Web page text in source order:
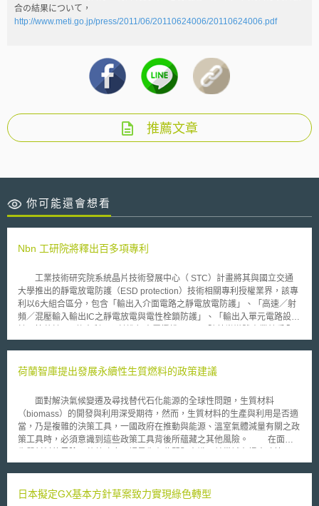
合の結果について，
http://www.meti.go.jp/press/2011/06/20110624006/20110624006.pdf
推薦文章
你可能還會想看
Nbn 工研院將釋出百多項專利
工業技術研究院系統晶片技術發展中心（ STC）計畫將其與國立交通
大學推出的靜電放電防護（ESD protection）技術相關專利授權業界，該專
利以6大組合區分，包含「輸出入介面電路之靜電放電防護」、「高速／射
頻／混壓輸入輸出IC之靜電放電與電性栓鎖防護」、「輸出入單元電路設
球化，競爭型態也從過去的價格戰轉變成智慧戰，半導體產業廠商需快速大
工研院此次專屬授權的 ESD專利組合，主要來自STC的研發成果，將IC半
Design）相關專利，搭配交通大學電子工程系靜電放電防護專利，公開徵
求專屬授權廠商。 ESD專利組合專屬授權說明會訂7月21日上午9時30
分於工研院竹東中興院區9館010室召開，內容包括專屬授權競標規則、專
利組合及專屬授權契約內容介紹，並隨即開放通訊投標，結標日為9月23
日。
荷蘭智庫提出發展永續性生質燃料的政策建議
面對解決氣候變遷及尋找替代石化能源的全球性問題，生質材料
（biomass）的開發與利用深受期待，然而，生質材料的生產與利用是否適
當，乃是複雜的決策工具，一國政府在推動與能源、溫室氣體減量有關之政
策工具時，必須意識到這些政策工具背後所蘊藏之其他風險。 在面對
時盡可能作妥適規劃的先進國家之一。荷蘭是歐洲最大的棕櫚油進口國，以
甚至有業者打算興建專門使用棕櫚油運轉的電力供應站（power
日本擬定GX基本方針草案致力實現綠色轉型